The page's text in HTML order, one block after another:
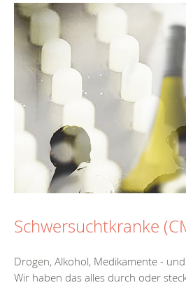
Schwersuchtkranke
Drogen, Alkohol, Medikamente -
Wir haben das alles durch oder